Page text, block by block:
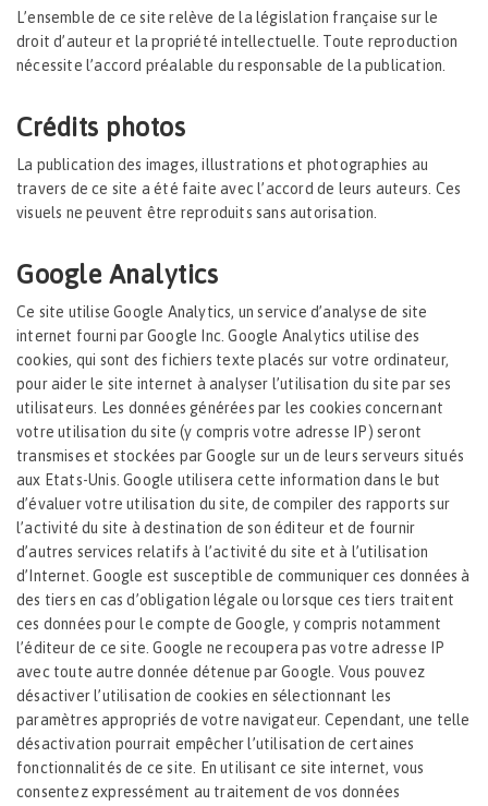
L’ensemble de ce site relève de la législation française sur le
droit d’auteur et la propriété intellectuelle. Toute reproduction
nécessite l’accord préalable du responsable de la publication.
Crédits photos
La publication des images, illustrations et photographies au
travers de ce site a été faite avec l’accord de leurs auteurs. Ces
visuels ne peuvent être reproduits sans autorisation.
Google Analytics
Ce site utilise Google Analytics, un service d’analyse de site
internet fourni par Google Inc. Google Analytics utilise des
cookies, qui sont des fichiers texte placés sur votre ordinateur,
pour aider le site internet à analyser l’utilisation du site par ses
utilisateurs. Les données générées par les cookies concernant
votre utilisation du site (y compris votre adresse IP) seront
transmises et stockées par Google sur un de leurs serveurs situés
aux Etats-Unis. Google utilisera cette information dans le but
d’évaluer votre utilisation du site, de compiler des rapports sur
l’activité du site à destination de son éditeur et de fournir
d’autres services relatifs à l’activité du site et à l’utilisation
d’Internet. Google est susceptible de communiquer ces données à
des tiers en cas d’obligation légale ou lorsque ces tiers traitent
ces données pour le compte de Google, y compris notamment
l’éditeur de ce site. Google ne recoupera pas votre adresse IP
avec toute autre donnée détenue par Google. Vous pouvez
désactiver l’utilisation de cookies en sélectionnant les
paramètres appropriés de votre navigateur. Cependant, une telle
désactivation pourrait empêcher l’utilisation de certaines
fonctionnalités de ce site. En utilisant ce site internet, vous
consentez expressément au traitement de vos données